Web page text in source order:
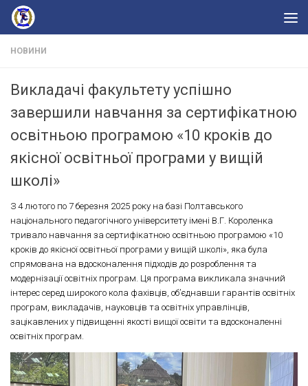
Skip to content
НОВИНИ
Викладачі факультету успішно
завершили навчання за сертифікатною
освітньою програмою «10 кроків до
якісної освітньої програми у вищій
школі»
З 4 лютого по 7 березня 2025 року на базі Полтавського
національного педагогічного університету імені В.Г. Короленка
тривало навчання за сертифікатною освітньою програмою «10
кроків до якісної освітньої програми у вищій школі», яка була
спрямована на вдосконалення підходів до розроблення та
модернізації освітніх програм. Ця програма викликала значний
інтерес серед широкого кола фахівців, об’єднавши гарантів освітніх
програм, викладачів, науковців та освітніх управлінців,
зацікавлених у підвищенні якості вищої освіти та вдосконаленні
освітніх програм.